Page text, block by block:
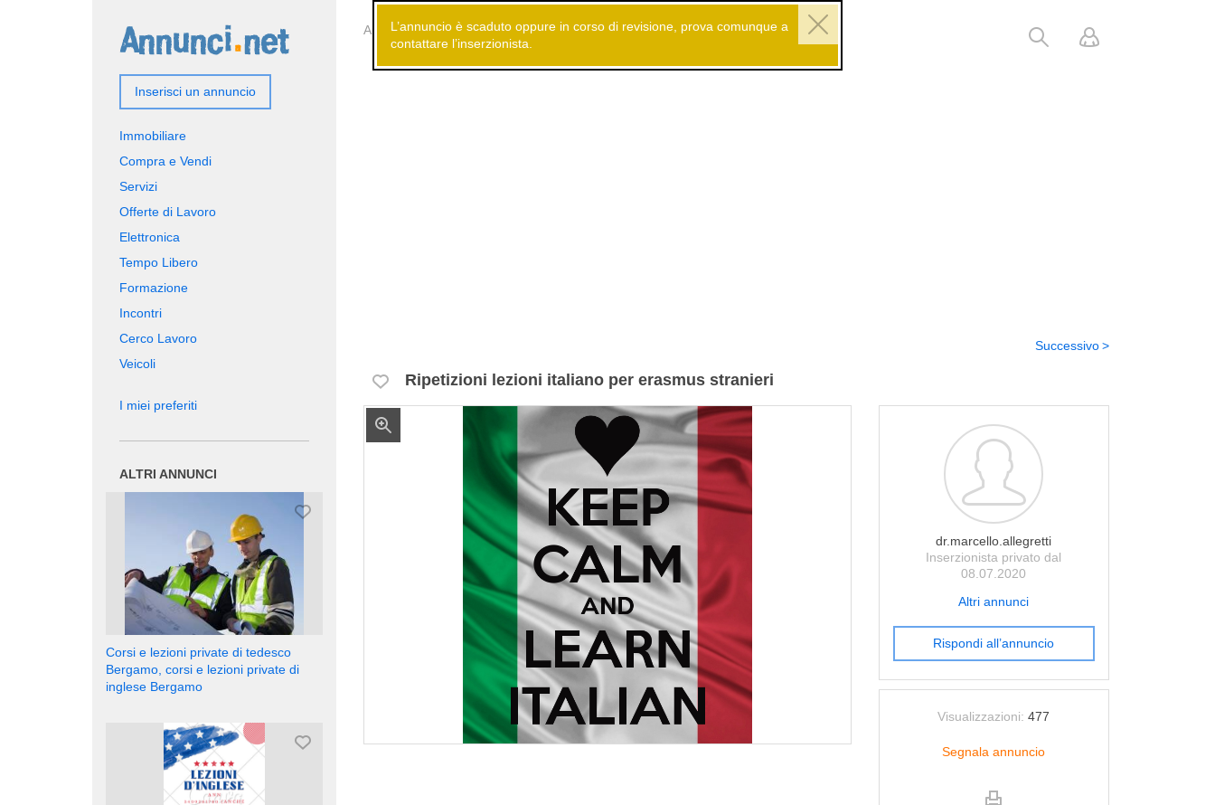
Annunci gratuiti Formazione Corsi di lingua
L’annuncio è scaduto oppure in corso di revisione, prova comunque a
contattare l’inserzionista.
Ripetizioni lezioni italiano per erasmus stranieri
Successivo
dr.marcello.allegretti
Inserzionista privato dal
08.07.2020
Altri annunci
Rispondi all’annuncio
Visualizzazioni: 477
Segnala annuncio
Inserisci un annuncio
Immobiliare
Compra e Vendi
Servizi
Offerte di Lavoro
Elettronica
Tempo Libero
Formazione
Incontri
Cerco Lavoro
Veicoli
I miei preferiti
ALTRI ANNUNCI
Corsi e lezioni private di tedesco
Bergamo, corsi e lezioni private di
inglese Bergamo